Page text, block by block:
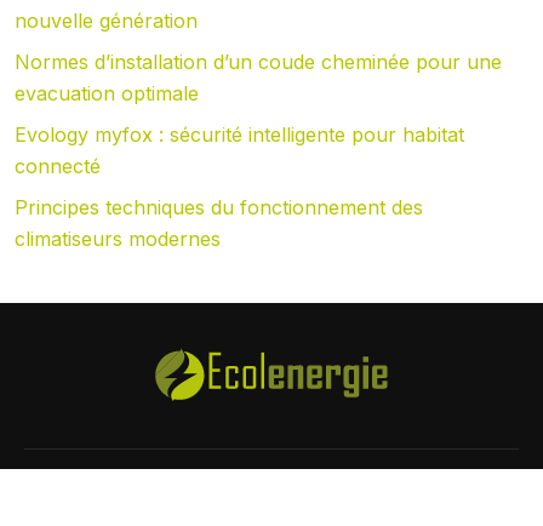
nouvelle génération
Normes d’installation d’un coude cheminée pour une
evacuation optimale
Evology myfox : sécurité intelligente pour habitat
connecté
Principes techniques du fonctionnement des
climatiseurs modernes